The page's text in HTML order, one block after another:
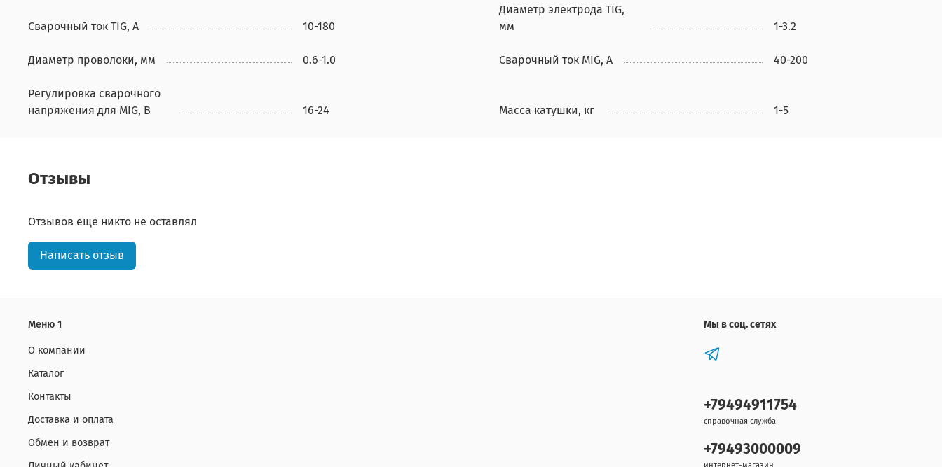
Сварочный ток TIG, А 10-180
Диаметр электрода TIG,
мм
1-3.2
Диаметр проволоки, мм 0.6-1.0 Сварочный ток MIG, А 40-200
Регулировка сварочного
напряжения для MIG, В
16-24 Масса катушки, кг 1-5
Отзывы
Отзывов еще никто не оставлял
Написать отзыв
Меню 1
О компании
Каталог
Контакты
Доставка и оплата
Обмен и возврат
Мы в соц. сетях
+79494911754
справочная служба
+79493000009
интернет-магазин